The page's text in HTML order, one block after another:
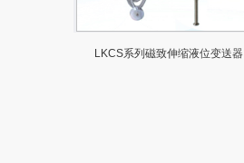
LKCS系列磁致伸缩液位变送器